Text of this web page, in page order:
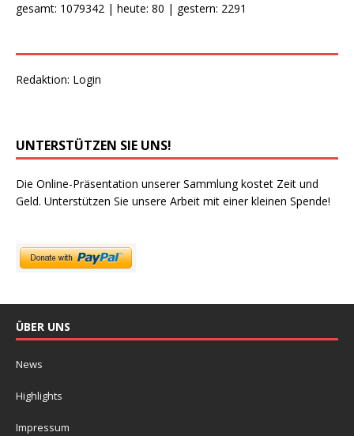
gesamt: 1079342 | heute: 80 | gestern: 2291
Redaktion: Login
UNTERSTÜTZEN SIE UNS!
Die Online-Präsentation unserer Sammlung kostet Zeit und
Geld. Unterstützen Sie unsere Arbeit mit einer kleinen Spende!
ÜBER UNS
News
Highlights
Impressum